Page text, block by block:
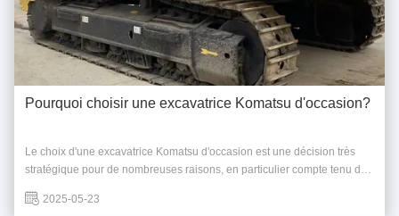
Pourquoi choisir une excavatrice Komatsu d'occasion?
Le choix d'une excavatrice Komatsu d'occasion est une décision très
stratégique pour de nombreuses raisons, en particulier compte tenu de
Taiwan.Voici une ventilation des principaux avantages: 1Une fiabilité et
2025-05-23